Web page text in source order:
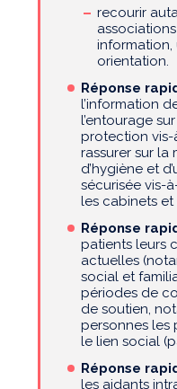
recourir
information,
orientation.
Réponse
l’information
l’entourage
protection vis-
rassurer sur la
d’hygiène et
sécurisée vis-
les cabinets et
Réponse
patients leurs
actuelles
social et
périodes de
de soutien,
personnes les
le lien social
Réponse
les aidants